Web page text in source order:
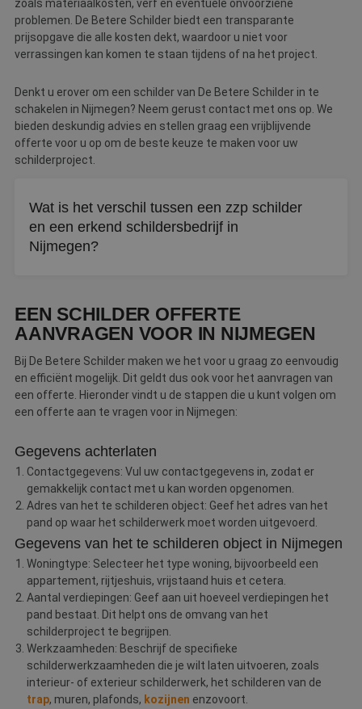
zoals materiaalkosten, verf en eventuele onvoorziene
problemen. De Betere Schilder biedt een transparante
prijsopgave die alle kosten dekt, waardoor u niet voor
verrassingen kan komen te staan tijdens of na het project.
Denkt u erover om een schilder van De Betere Schilder in te
schakelen in Nijmegen? Neem gerust contact met ons op. We
bieden deskundig advies en stellen graag een vrijblijvende
offerte voor u op om de beste keuze te maken voor uw
schilderproject.
Wat is het verschil tussen een zzp schilder
en een erkend schildersbedrijf in
Nijmegen?
biedt vaak meer zekerheid door garantiebepalingen,
klachtenbemiddeling en getoetst vakmanschap.
EEN SCHILDER OFFERTE
AANVRAGEN VOOR IN NIJMEGEN
Bij De Betere Schilder maken we het voor u graag zo eenvoudig
en efficiënt mogelijk. Dit geldt dus ook voor het aanvragen van
een offerte. Hieronder vindt u de stappen die u kunt volgen om
een offerte aan te vragen voor in Nijmegen:
Gegevens achterlaten
Contactgegevens: Vul uw contactgegevens in, zodat er
gemakkelijk contact met u kan worden opgenomen.
Adres van het te schilderen object: Geef het adres van het
pand op waar het schilderwerk moet worden uitgevoerd.
Gegevens van het te schilderen object in Nijmegen
Woningtype: Selecteer het type woning, bijvoorbeeld een
appartement, rijtjeshuis, vrijstaand huis et cetera.
Aantal verdiepingen: Geef aan uit hoeveel verdiepingen het
pand bestaat. Dit helpt ons de omvang van het
schilderproject te begrijpen.
Werkzaamheden: Beschrijf de specifieke
schilderwerkzaamheden die je wilt laten uitvoeren, zoals
interieur- of exterieur schilderwerk, het schilderen van de
trap, muren, plafonds, kozijnen enzovoort.